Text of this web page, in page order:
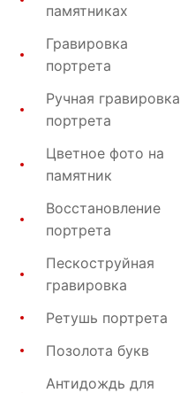
памятниках
Гравировка
портрета
Ручная гравировка
портрета
Цветное фото на
памятник
Восстановление
портрета
Пескоструйная
гравировка
Ретушь портрета
Позолота букв
Антидождь для